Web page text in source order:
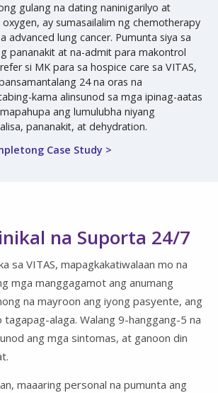
gulang na dating naninigarilyo at
ay sumasailalim ng chemotherapy
advanced lung cancer. Pumunta siya sa
pananakit at na-admit para makontrol
si MK para sa hospice care sa VITAS,
24 na oras na
kama alinsunod sa mga ipinag-aatas
ang lumulubha niyang
pananakit, at dehydration.
Case Study >
na Suporta 24/7
sa VITAS, mapagkakatiwalaan mo na
mga manggagamot ang anumang
na mayroon ang iyong pasyente, ang
tagapag-alaga. Walang 9-hanggang-5 na
ang mga sintomas, at ganoon din
maaaring personal na pumunta ang